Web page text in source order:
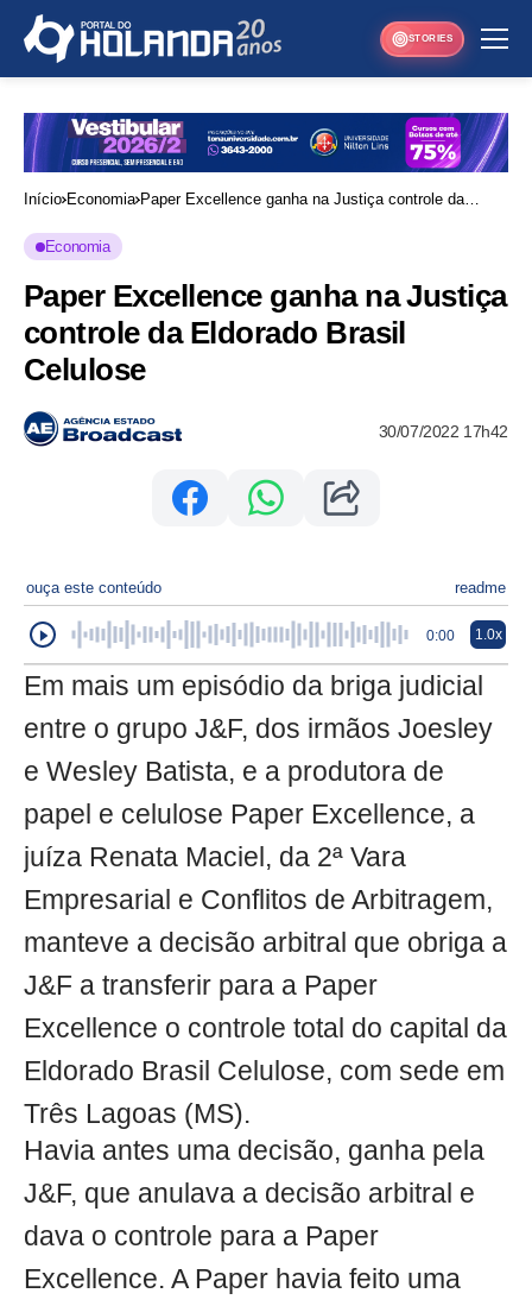
STORIES
Início Economia Paper Excellence ganha na Justiça controle da
Economia
Paper Excellence ganha na Justiça
controle da Eldorado Brasil
Celulose
30/07/2022 17h42
ouça este conteúdo readme
0:00 1.0x
Em mais um episódio da briga judicial
entre o grupo J&F, dos irmãos Joesley
e Wesley Batista, e a produtora de
papel e celulose Paper Excellence, a
juíza Renata Maciel, da 2ª Vara
Empresarial e Conflitos de Arbitragem,
manteve a decisão arbitral que obriga a
J&F a transferir para a Paper
Excellence o controle total do capital da
Eldorado Brasil Celulose, com sede em
Três Lagoas (MS).
Havia antes uma decisão, ganha pela
J&F, que anulava a decisão arbitral e
dava o controle para a Paper
Excellence. A Paper havia feito uma